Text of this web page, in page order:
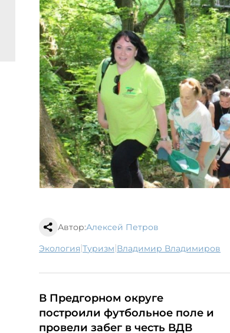
Автор:Алексей Петров
экология| туризм| Владимир Владимиров
В Предгорном округе
построили футбольное поле и
провели забег в честь ВДВ